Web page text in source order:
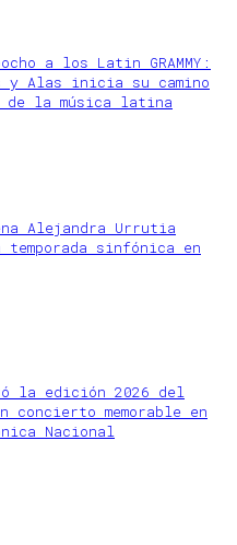
a los Latin GRAMMY:
y Alas inicia su camino
de la música latina
Alejandra Urrutia
sinfónica en
la edición 2026 del
memorable en
Nacional